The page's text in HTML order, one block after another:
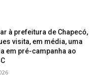
à prefeitura de Chapecó,
visita, em média, uma
em pré-campanha ao